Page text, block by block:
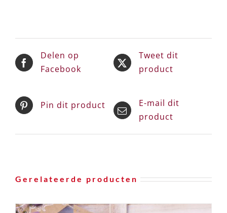
Delen op
Facebook
Tweet dit
product
Pin dit product
E-mail dit
product
Gerelateerde producten